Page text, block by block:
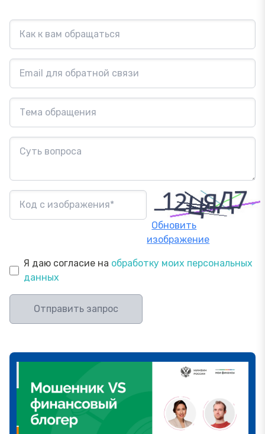
Обновить
изображение
Я даю согласие на обработку моих персональных
данных
Отправить запрос